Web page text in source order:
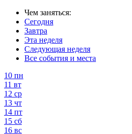
Чем заняться:
Сегодня
Завтра
Эта неделя
Следующая неделя
Все события и места
10 пн
11 вт
12 ср
13 чт
14 пт
15 сб
16 вс